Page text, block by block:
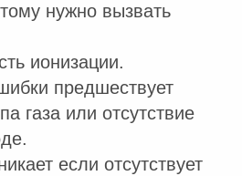
нужно вызвать
ионизации.
предшествует
газа или отсутствие
если отсутствует